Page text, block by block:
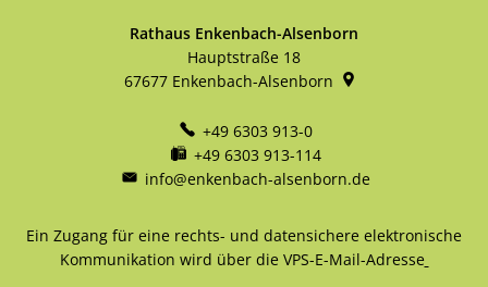
Rathaus Enkenbach-Alsenborn
Hauptstraße 18
67677 Enkenbach-Alsenborn
+49 6303 913-0
+49 6303 913-114
info@enkenbach-alsenborn.de
Ein Zugang für eine rechts- und datensichere elektronische
Kommunikation wird über die VPS-E-Mail-Adresse